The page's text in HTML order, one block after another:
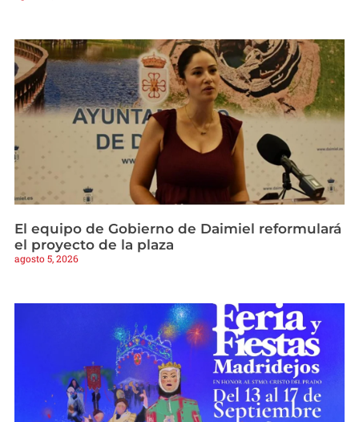
El equipo de Gobierno de Daimiel reformulará
el proyecto de la plaza
agosto 5, 2026